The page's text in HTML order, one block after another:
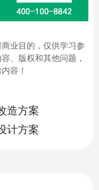
业目的，仅供学习参
、版权和其他问题，
容！
造方案
计方案